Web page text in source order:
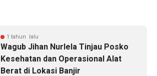
1 tahun lalu
Wagub Jihan Nurlela Tinjau Posko
Kesehatan dan Operasional Alat
Berat di Lokasi Banjir